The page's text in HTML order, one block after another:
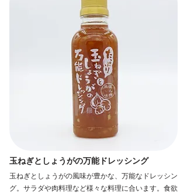
玉ねぎとしょうがの万能ドレッシング
玉ねぎとしょうがの風味が豊かな、万能なドレッシン
グ。サラダや肉料理など様々な料理に合います。食欲